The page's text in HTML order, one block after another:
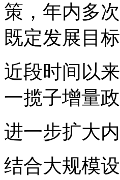
策，年内多
既定发展目
近段时间以
一揽子增量
进一步扩大
结合大规模